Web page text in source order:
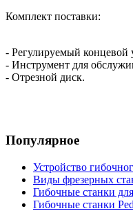
Комплект поставки:
- Регулируемый концевой
- Инструмент для
- Отрезной диск.
Популярное
Устройство
Виды фрезерных
Гибочные станки
Гибочные станки